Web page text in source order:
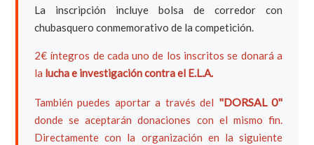
La inscripción incluye bolsa de corredor con
chubasquero conmemorativo de la competición.
2€ íntegros de cada uno de los inscritos se donará a
la lucha e investigación contra el E.L.A.
También puedes aportar a través del "DORSAL 0"
donde se aceptarán donaciones con el mismo fin.
Directamente con la organización en la siguiente